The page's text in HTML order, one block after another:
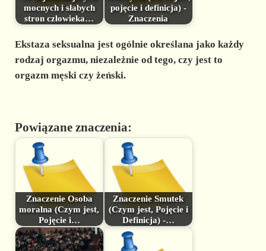
mocnych i słabych
stron człowieka…
pojęcie i definicja) -
Znaczenia
Ekstaza seksualnajest ogólnie określana jako każdy
rodzaj orgazmu, niezależnie od tego, czy jest to
orgazm męski czy żeński.
Powiązane znaczenia:
Znaczenie Osoba
moralna (Czym jest,
Pojęcie i…
Znaczenie Smutek
(Czym jest, Pojęcie i
Definicja) -…